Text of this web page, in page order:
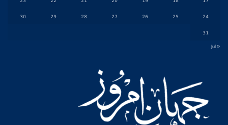
24
25
26
27
28
29
30
31
« Jul